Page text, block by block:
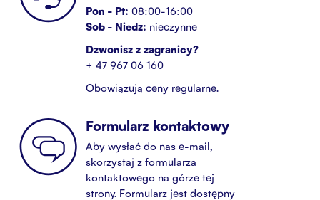
Pon - Pt: 08:00-16:00
Sob - Niedz: nieczynne
Dzwonisz z zagranicy?
+ 47 967 06 160
Obowiązują ceny regularne.
Formularz kontaktowy
Aby wysłać do nas e-mail,
skorzystaj z formularza
kontaktowego na górze tej
strony. Formularz jest dostępny